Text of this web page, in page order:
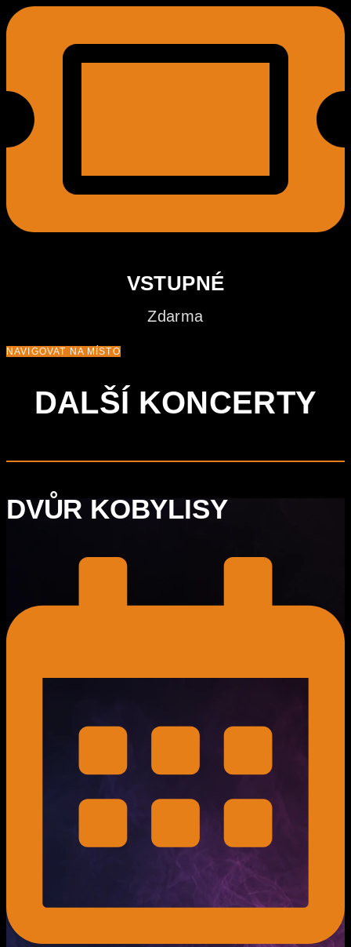
VSTUPNÉ
Zdarma
NAVIGOVAT NA MÍSTO
DALŠÍ KONCERTY
DVŮR KOBYLISY